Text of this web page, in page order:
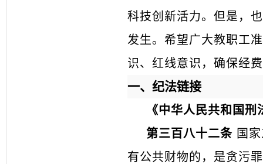
科技创新活力。但是，
发生。希望广大教职工
识、红线意识，确保经
一、纪法链接
《中华人民共和国刑
第三百八十二条 国
有公共财物的，是贪污